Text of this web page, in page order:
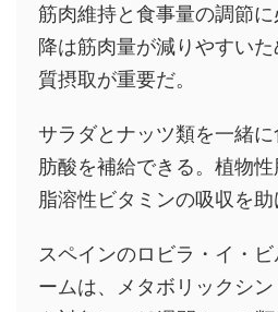
筋肉維持と食事量の調節
降は筋肉量が減りやすい
質摂取が重要だ。
サラダとナッツ類を一緒
肪酸を補給できる。植物
脂溶性ビタミンの吸収を助
スペインのロビラ・イ・
ームは、メタボリックシ